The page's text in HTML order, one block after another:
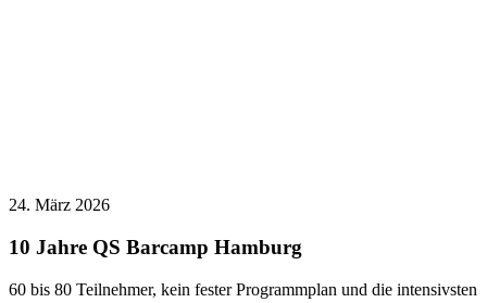
24. März 2026
10 Jahre QS Barcamp Hamburg
60 bis 80 Teilnehmer, kein fester Programmplan und die intensivsten